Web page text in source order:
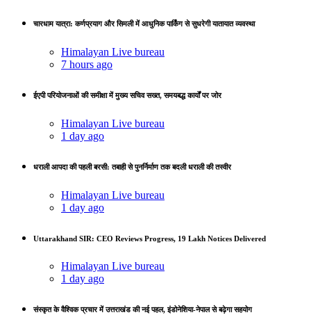
चारधाम यात्रा: कर्णप्रयाग और सिमली में आधुनिक पार्किंग से सुधरेगी यातायात व्यवस्था
Himalayan Live bureau
7 hours ago
ईएपी परियोजनाओं की समीक्षा में मुख्य सचिव सख्त, समयबद्ध कार्यों पर जोर
Himalayan Live bureau
1 day ago
धराली आपदा की पहली बरसी: तबाही से पुनर्निर्माण तक बदली धराली की तस्वीर
Himalayan Live bureau
1 day ago
Uttarakhand SIR: CEO Reviews Progress, 19 Lakh Notices Delivered
Himalayan Live bureau
1 day ago
संस्कृत के वैश्विक प्रचार में उत्तराखंड की नई पहल, इंडोनेशिया-नेपाल से बढ़ेगा सहयोग